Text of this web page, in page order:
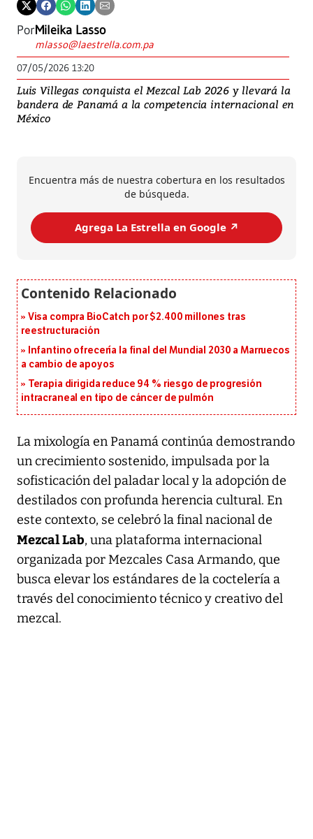
PorMileika Lasso
mlasso@laestrella.com.pa
07/05/2026 13:20
Luis Villegas conquista el Mezcal Lab 2026 y llevará la
bandera de Panamá a la competencia internacional en
México
Encuentra más de nuestra cobertura en los resultados
de búsqueda.
Agrega La Estrella en Google ↗️
Visa compra BioCatch por $2.400 millones tras
reestructuración
Infantino ofrecería la final del Mundial 2030 a Marruecos
a cambio de apoyos
Terapia dirigida reduce 94 % riesgo de progresión
intracraneal en tipo de cáncer de pulmón
La mixología en Panamá continúa demostrando
un crecimiento sostenido, impulsada por la
sofisticación del paladar local y la adopción de
destilados con profunda herencia cultural. En
este contexto, se celebró la final nacional de
Mezcal Lab, una plataforma internacional
organizada por Mezcales Casa Armando, que
busca elevar los estándares de la coctelería a
través del conocimiento técnico y creativo del
mezcal.